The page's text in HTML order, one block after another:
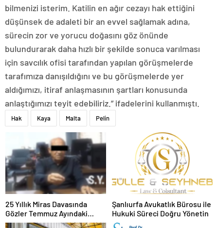
bilmenizi isterim. Katilin en ağır cezayı hak ettiğini
düşünsek de adaleti bir an evvel sağlamak adına,
sürecin zor ve yorucu doğasını göz önünde
bulundurarak daha hızlı bir şekilde sonuca varılması
için savcılık ofisi tarafından yapılan görüşmelerde
tarafımıza danışıldığını ve bu görüşmelerde yer
aldığımızı, itiraf anlaşmasının şartları konusunda
anlaştığımızı teyit edebiliriz.” ifadelerini kullanmıştı.
Hak Kaya Malta Pelin
25 Yıllık Miras Davasında
Gözler Temmuz Ayındaki
Karar Duruşmasına Çevrildi
Şanlıurfa Avukatlık Bürosu ile
Hukuki Süreci Doğru Yönetin